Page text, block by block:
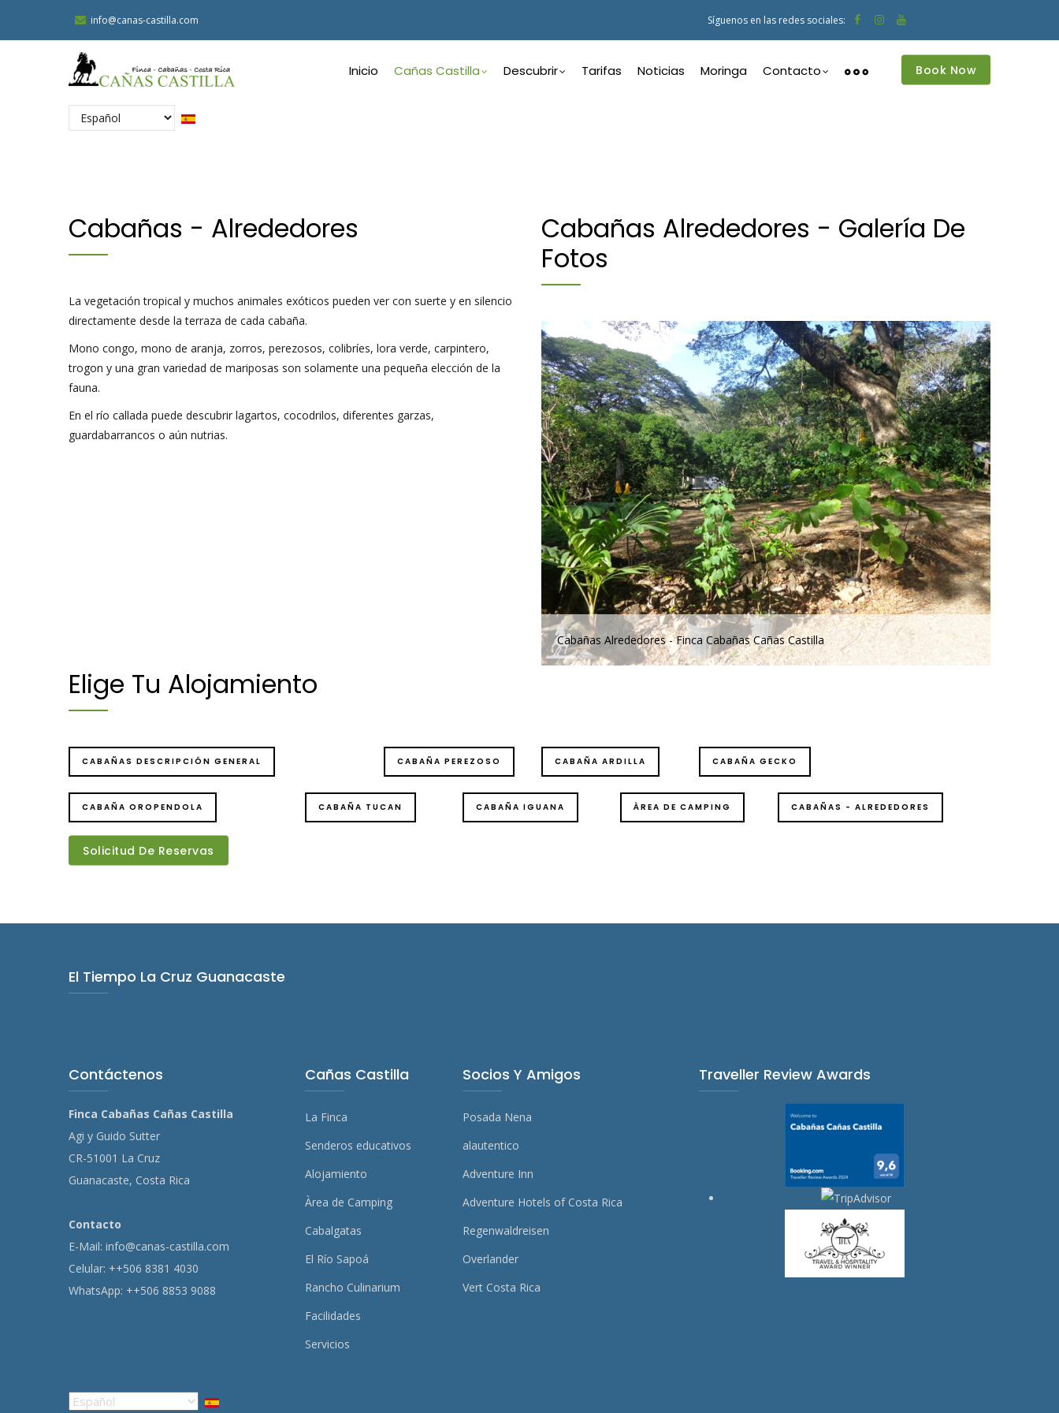
info@canas-castilla.com Síguenos en las redes sociales:
Navigation
Inicio Cañas Castilla Descubrir Tarifas Noticias Moringa Contacto Book Now
Select
your
Cabañas - Alrededores
La vegetación tropical y muchos animales exóticos pueden ver con suerte y en silencio
directamente desde la terraza de cada cabaña.
Mono congo, mono de aranja, zorros, perezosos, colibríes, lora verde, carpintero,
trogon y una gran variedad de mariposas son solamente una pequeña elección de la
fauna.
En el río callada puede descubrir lagartos, cocodrilos, diferentes garzas,
guardabarrancos o aún nutrias.
Cabañas Alrededores - Galería De
Fotos
Cabañas Alrededores - Finca Cabañas Cañas Castilla
Elige Tu Alojamiento
CABAÑAS DESCRIPCIÓN GENERAL CABAÑA PEREZOSO CABAÑA ARDILLA CABAÑA GECKO
CABAÑA OROPENDOLA CABAÑA TUCAN CABAÑA IGUANA ÀREA DE CAMPING CABAÑAS - ALREDEDORES
Solicitud De Reservas
El Tiempo La Cruz Guanacaste
Contáctenos
Finca Cabañas Cañas Castilla
Agi y Guido Sutter
CR-51001 La Cruz
Guanacaste, Costa Rica
Contacto
E-Mail: info@canas-castilla.com
Celular: ++506 8381 4030
WhatsApp: ++506 8853 9088
Cañas Castilla
La Finca
Senderos educativos
Alojamiento
Àrea de Camping
Cabalgatas
El Río Sapoá
Rancho Culinarium
Facilidades
Servicios
Socios Y Amigos
Posada Nena
alautentico
Adventure Inn
Adventure Hotels of Costa Rica
Regenwaldreisen
Overlander
Vert Costa Rica
Traveller Review Awards
Select